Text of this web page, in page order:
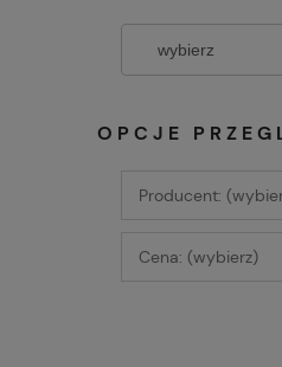
OPCJE
Producent:
Cena: (wybierz)